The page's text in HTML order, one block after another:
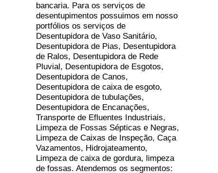
bancaria. Para os serviços de
desentupimentos possuimos em nosso
portfólios os serviços de
Desentupidora de Vaso Sanitário,
Desentupidora de Pias, Desentupidora
de Ralos, Desentupidora de Rede
Pluvial, Desentupidora de Esgotos,
Desentupidora de Canos,
Desentupidora de caixa de esgoto,
Desentupidora de tubulações,
Desentupidora de Encanações,
Transporte de Efluentes Industriais,
Limpeza de Fossas Sépticas e Negras,
Limpeza de Caixas de Inspeção, Caça
Vazamentos, Hidrojateamento,
Limpeza de caixa de gordura, limpeza
de fossas. Atendemos os segmentos: